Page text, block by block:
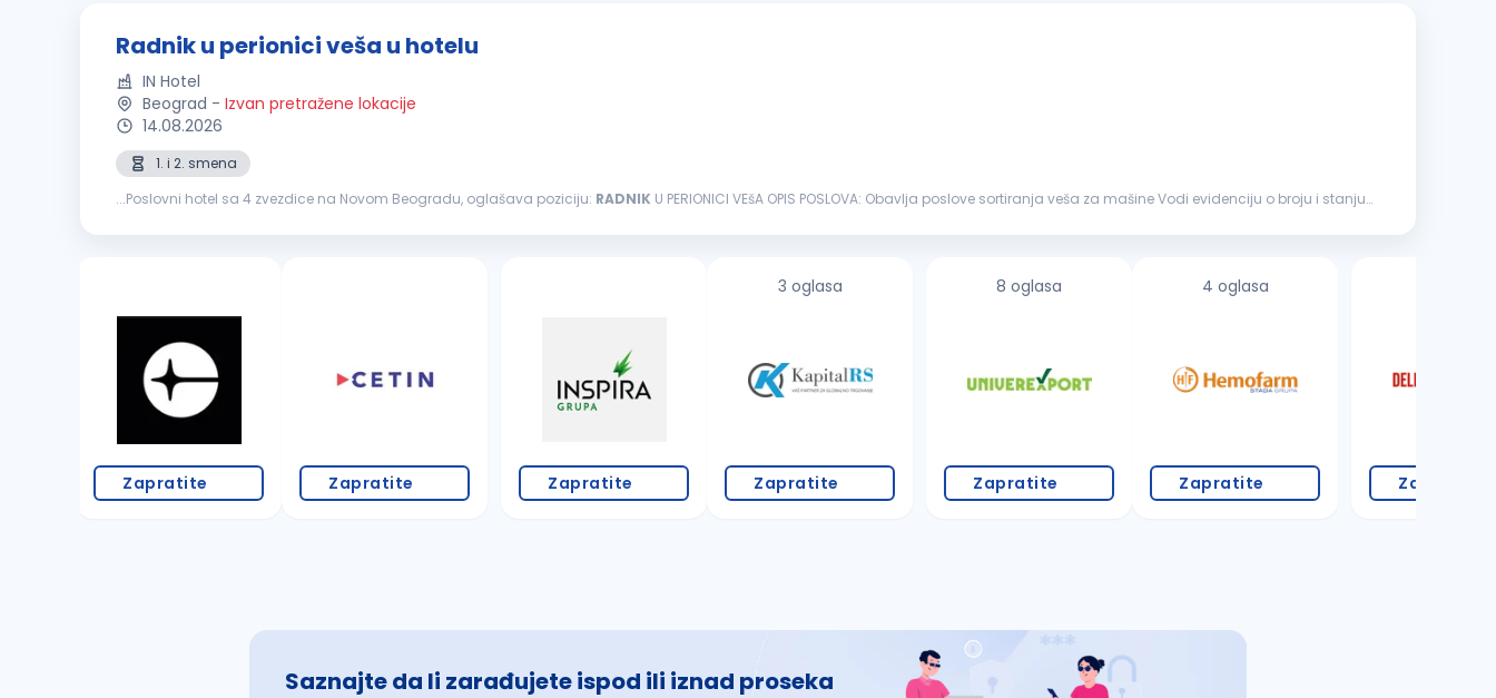
Radnik u perionici veša u hotelu
IN Hotel
Beograd - Izvan pretražene lokacije
14.08.2026
1. i 2. smena
...Poslovni hotel sa 4 zvezdice na Novom Beogradu, oglašava poziciju: RADNIK U PERIONICI VEšA OPIS POSLOVA: Obavlja poslove sortiranja veša za mašine Vodi evidenciju o broju i stanju
Zapratite Zapratite Zapratite
3 oglasa
Zapratite
8 oglasa
Zapratite
4 oglasa
Zapratite Zapratite
Saznajte da li zarađujete ispod ili iznad proseka